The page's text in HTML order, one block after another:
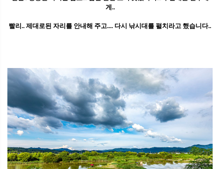
게..
빨리.. 제대로된 자리를 안내해 주고.... 다시 낚시대를 펼치라고 했습니다..